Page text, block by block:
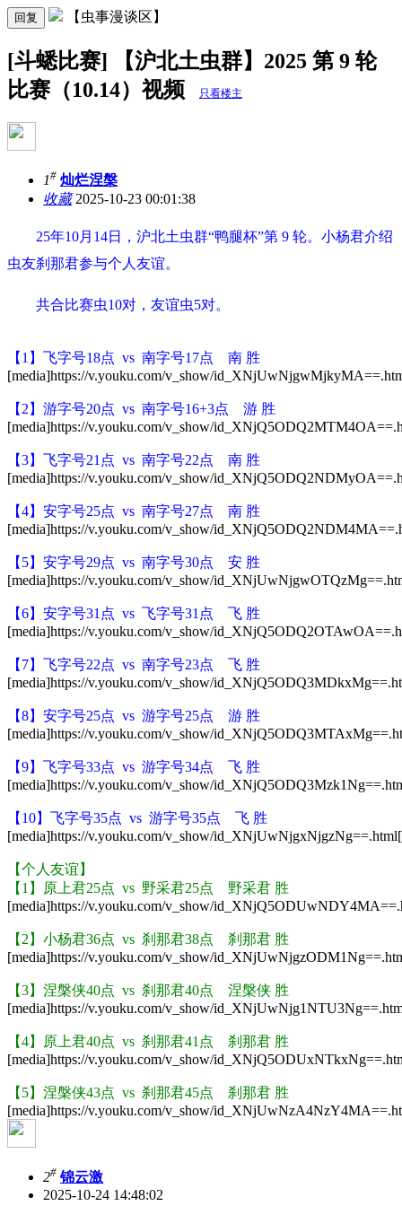
回复 【虫事漫谈区】
[斗蟋比赛] 【沪北土虫群】2025 第 9 轮
比赛（10.14）视频
只看楼主
1# 灿烂涅槃
收藏2025-10-23 00:01:38
25年10月14日，沪北土虫群“鸭腿杯”第 9 轮。小杨君介绍
虫友刹那君参与个人友谊。
共合比赛虫10对，友谊虫5对。
【1】飞字号18点 vs 南字号17点 南 胜
[media]https://v.youku.com/v_show/
【2】游字号20点 vs 南字号16+3点 游 胜
[media]https://v.youku.com/v_show/
【3】飞字号21点 vs 南字号22点 南 胜
[media]https://v.youku.com/v_show/
【4】安字号25点 vs 南字号27点 南 胜
[media]https://v.youku.com/v_show/
【5】安字号29点 vs 南字号30点 安 胜
[media]https://v.youku.com/v_show/
【6】安字号31点 vs 飞字号31点 飞 胜
[media]https://v.youku.com/v_show/
【7】飞字号22点 vs 南字号23点 飞 胜
[media]https://v.youku.com/v_show/
【8】安字号25点 vs 游字号25点 游 胜
[media]https://v.youku.com/v_show/
【9】飞字号33点 vs 游字号34点 飞 胜
[media]https://v.youku.com/v_show/
【10】飞字号35点 vs 游字号35点 飞 胜
[media]https://v.youku.com/v_show/
【个人友谊】
【1】原上君25点 vs 野采君25点 野采君 胜
[media]https://v.youku.com/v_show/
【2】小杨君36点 vs 刹那君38点 刹那君 胜
[media]https://v.youku.com/v_show/
【3】涅槃侠40点 vs 刹那君40点 涅槃侠 胜
[media]https://v.youku.com/v_show/
【4】原上君40点 vs 刹那君41点 刹那君 胜
[media]https://v.youku.com/v_show/
【5】涅槃侠43点 vs 刹那君45点 刹那君 胜
[media]https://v.youku.com/v_show/
2# 锦云激
2025-10-24 14:48:02